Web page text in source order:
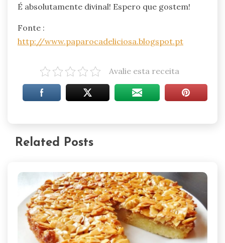
É absolutamente divinal! Espero que gostem!
Fonte :
http://www.paparocadeliciosa.blogspot.pt
Avalie esta receita
Related Posts